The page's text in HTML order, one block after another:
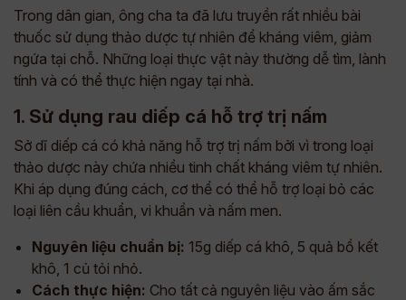
Trong dân gian, ông cha ta đã lưu truyền rất nhiều bài
thuốc sử dụng thảo dược tự nhiên để kháng viêm, giảm
ngứa tại chỗ. Những loại thực vật này thường dễ tìm, lành
tính và có thể thực hiện ngay tại nhà.
1. Sử dụng rau diếp cá hỗ trợ trị nấm
Sở dĩ diếp cá có khả năng hỗ trợ trị nấm bởi vì trong loại
thảo dược này chứa nhiều tinh chất kháng viêm tự nhiên.
Khi áp dụng đúng cách, cơ thể có thể hỗ trợ loại bỏ các
loại liên cầu khuẩn, vi khuẩn và nấm men.
Nguyên liệu chuẩn bị: 15g diếp cá khô, 5 quả bồ kết
khô, 1 củ tỏi nhỏ.
Cách thực hiện: Cho tất cả nguyên liệu vào ấm sắc